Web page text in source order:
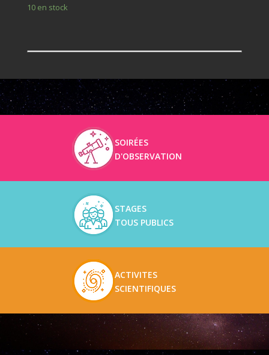
10 en stock
SOIRÉES
D'OBSERVATION
STAGES
TOUS PUBLICS
ACTIVITES
SCIENTIFIQUES